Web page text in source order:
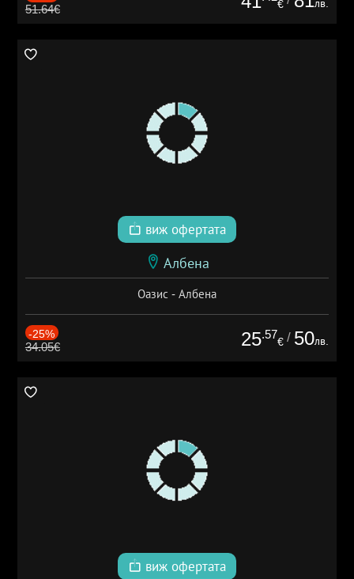
51.64€ € лв.
виж офертата
Албена
Оазис - Албена
-25%
34.05€ 25.57
€ / 50лв.
виж офертата